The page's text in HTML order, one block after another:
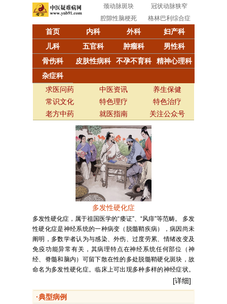
颈动脉斑块
冠状动脉狭窄
腔隙性脑梗死
格林巴利综合症
首页 内科 外科
妇产科
儿科
五官科 肿瘤科
男性科
骨伤科
皮肤性病科 不孕不育科
精神心理科
杂症科
求医问药
中医资讯
养生保健
常识文化
特色理疗
特色治疗
老方中药
就医指南 关注公众号
多发性硬化症
多发性硬化症，属于祖国医学的“痿证”、“风痱”等范畴。 多发
性硬化症是神经系统的一种病变（脱髓鞘疾病），病因尚未
阐明，多数学者认为与感染、外伤、过度劳累、情绪改变及
免疫功能异常有关，其病理特点在神经系统任何部位（神
经、脊髓和脑内）可留下散在性的多处脱髓鞘硬化斑块，故
命名为多发性硬化症。临床上可出现多种多样的神经症状。
在疾病早期，患者的症状可以完全缓解，但间歇不久又可复
发，反复发作终至病情恶化。这种缓解、复发、再缓解、再
复发的过程，就是多发性硬化症的特征。 多发性硬化症好发
[详细]
·典型病例